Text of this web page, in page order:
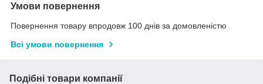
Умови повернення
Повернення товару впродовж 100 днів за домовленістю
Всі умови повернення
Подібні товари компанії